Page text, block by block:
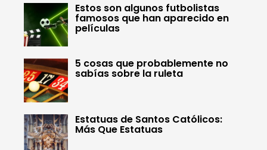
Estos son algunos futbolistas
famosos que han aparecido en
películas
5 cosas que probablemente no
sabías sobre la ruleta
Estatuas de Santos Católicos:
Más Que Estatuas